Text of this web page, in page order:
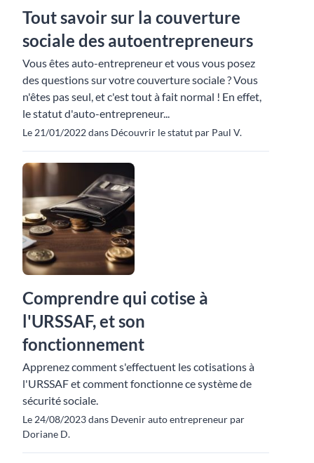
Tout savoir sur la couverture
sociale des autoentrepreneurs
Vous êtes auto-entrepreneur et vous vous posez
des questions sur votre couverture sociale ? Vous
n'êtes pas seul, et c'est tout à fait normal ! En effet,
le statut d'auto-entrepreneur...
Le 21/01/2022 dans Découvrir le statut par Paul V.
Comprendre qui cotise à
l'URSSAF, et son
fonctionnement
Apprenez comment s'effectuent les cotisations à
l'URSSAF et comment fonctionne ce système de
sécurité sociale.
Le 24/08/2023 dans Devenir auto entrepreneur par
Doriane D.